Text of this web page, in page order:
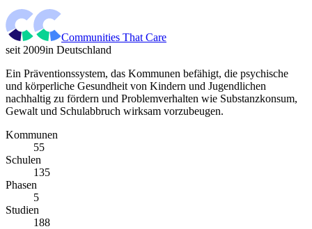
Communities That Care
seit 2009in Deutschland
Ein Präventionssystem, das Kommunen befähigt, die psychische
und körperliche Gesundheit von Kindern und Jugendlichen
nachhaltig zu fördern und Problemverhalten wie Substanzkonsum,
Gewalt und Schulabbruch wirksam vorzubeugen.
Kommunen
55
Schulen
135
Phasen
5
Studien
188